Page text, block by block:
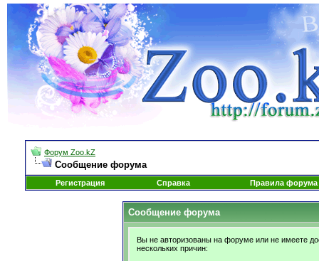
Форум Zoo.kZ
Сообщение форума
Регистрация Справка Правила форума
Сообщение форума
Вы не авторизованы на форуме или не имеете
нескольких причин: